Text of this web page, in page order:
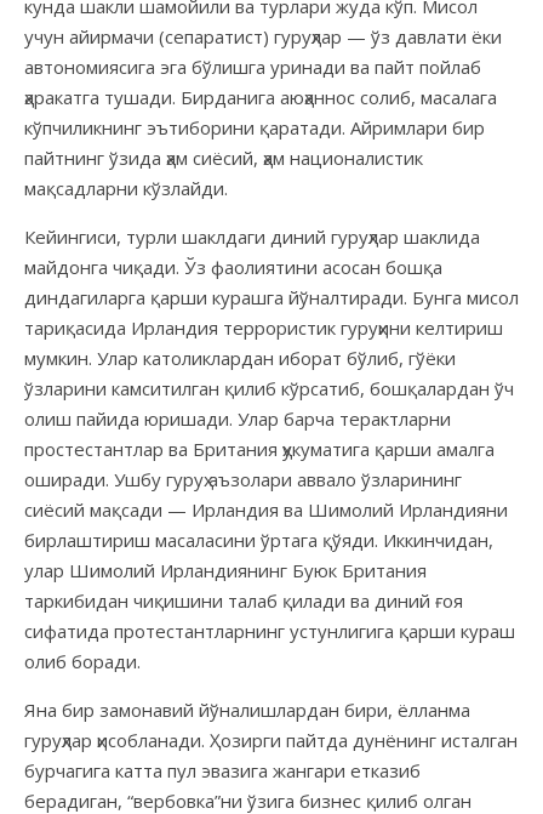
кунда шакли шамойили ва турлари жуда кўп. Мисол
учун айирмачи (сепаратист) гуруҳлар — ўз давлати ёки
автономиясига эга бўлишга уринади ва пайт пойлаб
ҳаракатга тушади. Бирданига аюҳаннос солиб, масалага
кўпчиликнинг эътиборини қаратади. Айримлари бир
пайтнинг ўзида ҳам сиёсий, ҳам националистик
мақсадларни кўзлайди.
Кейингиси, турли шаклдаги диний гуруҳлар шаклида
майдонга чиқади. Ўз фаолиятини асосан бошқа
диндагиларга қарши курашга йўналтиради. Бунга мисол
тариқасида Ирландия террористик гуруҳини келтириш
мумкин. Улар католиклардан иборат бўлиб, гўёки
ўзларини камситилган қилиб кўрсатиб, бошқалардан ўч
олиш пайида юришади. Улар барча терактларни
простестантлар ва Британия ҳукуматига қарши амалга
оширади. Ушбу гуруҳ аъзолари аввало ўзларининг
сиёсий мақсади — Ирландия ва Шимолий Ирландияни
бирлаштириш масаласини ўртага қўяди. Иккинчидан,
улар Шимолий Ирландиянинг Буюк Британия
таркибидан чиқишини талаб қилади ва диний ғоя
сифатида протестантларнинг устунлигига қарши кураш
олиб боради.
Яна бир замонавий йўналишлардан бири, ёлланма
гуруҳлар ҳисобланади. Ҳозирги пайтда дунёнинг исталган
бурчагига катта пул эвазига жангари етказиб
берадиган, “вербовка”ни ўзига бизнес қилиб олган